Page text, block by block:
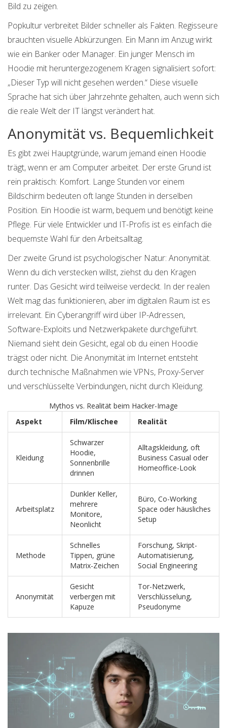
Bild zu zeigen.
Popkulturverbreitet Bilder schneller als Fakten. Regisseure
brauchten visuelle Abkürzungen. Ein Mann im Anzug wirkt
wie ein Banker oder Manager. Ein junger Mensch im
Hoodie mit heruntergezogenem Kragen signalisiert sofort:
„Dieser Typ will nicht gesehen werden.“ Diese visuelle
Sprache hat sich über Jahrzehnte gehalten, auch wenn sich
die reale Welt der IT längst verändert hat.
Anonymität vs. Bequemlichkeit
Es gibt zwei Hauptgründe, warum jemand einen Hoodie
trägt, wenn er am Computer arbeitet. Der erste Grund ist
rein praktisch: Komfort. Lange Stunden vor einem
Bildschirm bedeuten oft lange Stunden in derselben
Position. Ein Hoodie ist warm, bequem und benötigt keine
Pflege. Für viele Entwickler und IT-Profis ist es einfach die
bequemste Wahl für den Arbeitsalltag.
Der zweite Grund ist psychologischer Natur: Anonymität.
Wenn du dich verstecken willst, ziehst du den Kragen
runter. Das Gesicht wird teilweise verdeckt. In der realen
Welt mag das funktionieren, aber im digitalen Raum ist es
irrelevant. Ein Cyberangriffwird über IP-Adressen,
Software-Exploits und Netzwerkpakete durchgeführt.
Niemand sieht dein Gesicht, egal ob du einen Hoodie
trägst oder nicht. Die Anonymität im Internet entsteht
durch technische Maßnahmen wie VPNs, Proxy-Server
und verschlüsselte Verbindungen, nicht durch Kleidung.
Mythos vs. Realität beim Hacker-Image
Aspekt
Film/Klischee Realität
Kleidung
Schwarzer
Hoodie,
Sonnenbrille
drinnen
Alltagskleidung, oft
Business Casual oder
Homeoffice-Look
Arbeitsplatz
Dunkler Keller,
mehrere
Monitore,
Neonlicht
Büro, Co-Working
Space oder häusliches
Setup
Methode
Schnelles
Tippen, grüne
Matrix-Zeichen
Forschung, Skript-
Automatisierung,
Social Engineering
Anonymität
Gesicht
verbergen mit
Kapuze
Tor-Netzwerk,
Verschlüsselung,
Pseudonyme